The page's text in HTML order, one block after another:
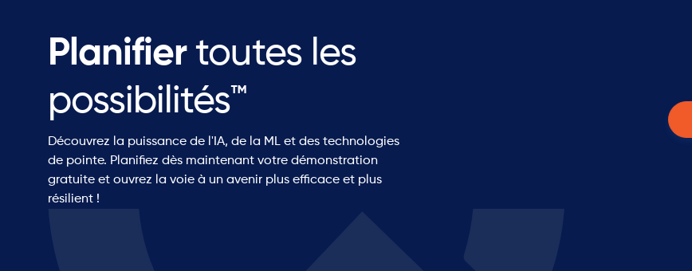
Planifier toutes les
possibilités™
Découvrez la puissance de l'IA, de la ML et des technologies
de pointe. Planifiez dès maintenant votre démonstration
gratuite et ouvrez la voie à un avenir plus efficace et plus
résilient !